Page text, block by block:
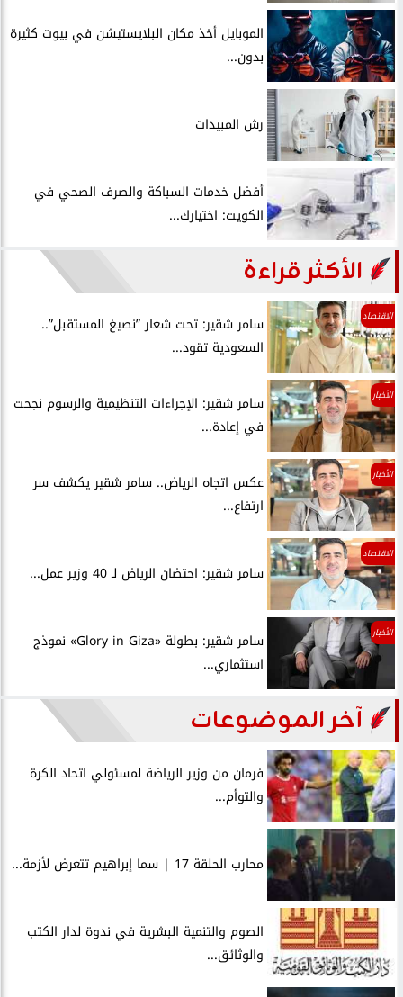
الموبايل أخذ مكان البلايستيشن في بيوت كثيرة
بدون...
رش المبيدات
أفضل خدمات السباكة والصرف الصحي في
الكويت: اختيارك...
الأكثر قراءة
الاقتصاد
سامر شقير: تحت شعار ”نصيغ المستقبل”..
السعودية تقود...
الأخبار
سامر شقير: الإجراءات التنظيمية والرسوم نجحت
في إعادة...
الأخبار
عكس اتجاه الرياض.. سامر شقير يكشف سر
ارتفاع...
الاقتصاد
سامر شقير: احتضان الرياض لـ 40 وزير عمل...
الأخبار
سامر شقير: بطولة «Glory in Giza» نموذج
استثماري...
آخر الموضوعات
فرمان من وزير الرياضة لمسئولي اتحاد الكرة
والتوأم...
محارب الحلقة 17 | سما إبراهيم تتعرض لأزمة...
الصوم والتنمية البشرية في ندوة لدار الكتب
والوثائق...